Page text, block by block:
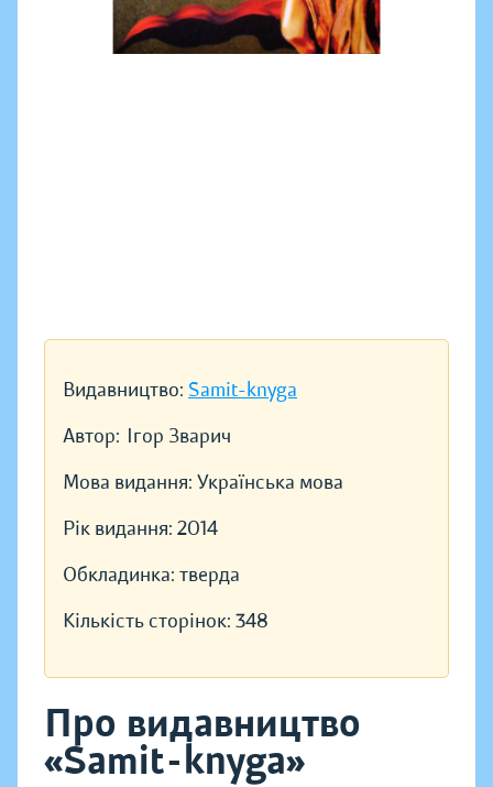
Видавництво: Samit-knyga
Автор: Ігор Зварич
Мова видання: Українська мова
Рік видання: 2014
Обкладинка: тверда
Кількість сторінок: 348
Про видавництво
«Samit-knyga»